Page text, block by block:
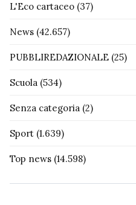
L'Eco cartaceo (37)
News (42.657)
PUBBLIREDAZIONALE (25)
Scuola (534)
Senza categoria (2)
Sport (1.639)
Top news (14.598)